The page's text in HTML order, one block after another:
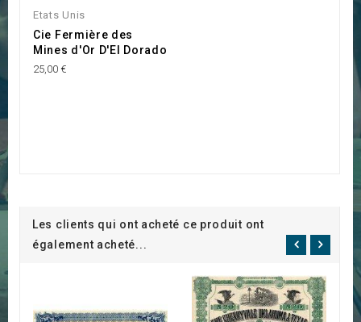
Etats Unis
Cie Fermière des
Mines d'Or D'El Dorado
25,00 €
Les clients qui ont acheté ce produit ont
également acheté...